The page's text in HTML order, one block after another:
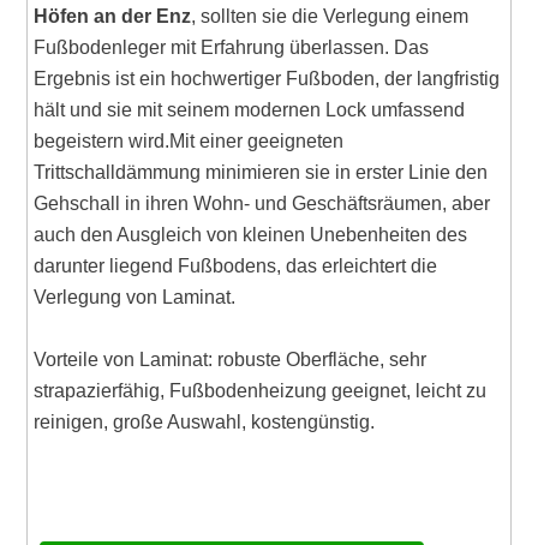
Höfen an der Enz, sollten sie die Verlegung einem
Fußbodenleger mit Erfahrung überlassen. Das
Ergebnis ist ein hochwertiger Fußboden, der langfristig
hält und sie mit seinem modernen Lock umfassend
begeistern wird.Mit einer geeigneten
Trittschalldämmung minimieren sie in erster Linie den
Gehschall in ihren Wohn- und Geschäftsräumen, aber
auch den Ausgleich von kleinen Unebenheiten des
darunter liegend Fußbodens, das erleichtert die
Verlegung von Laminat.
Vorteile von Laminat: robuste Oberfläche, sehr
strapazierfähig, Fußbodenheizung geeignet, leicht zu
reinigen, große Auswahl, kostengünstig.